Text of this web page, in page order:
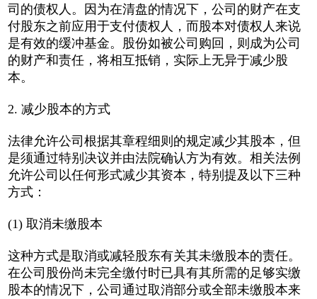
司的债权人。因为在清盘的情况下，公司的财产在支
付股东之前应用于支付债权人，而股本对债权人来说
是有效的缓冲基金。股份如被公司购回，则成为公司
的财产和责任，将相互抵销，实际上无异于减少股
本。
2. 减少股本的方式
法律允许公司根据其章程细则的规定减少其股本，但
是须通过特别决议并由法院确认方为有效。相关法例
允许公司以任何形式减少其资本，特别提及以下三种
方式：
(1) 取消未缴股本
这种方式是取消或减轻股东有关其未缴股本的责任。
在公司股份尚未完全缴付时已具有其所需的足够实缴
股本的情况下，公司通过取消部分或全部未缴股本来